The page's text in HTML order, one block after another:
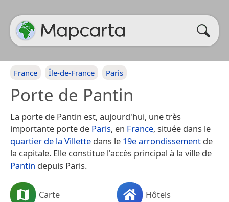
France Île-de-France Paris
Porte de Pantin
La porte de Pantin est, aujourd'hui, une très
importante porte de Paris, en France, située dans le
quartier de la Villette dans le 19e arrondissement de
la capitale. Elle constitue l'accès principal à la ville de
Pantin depuis Paris.
Carte Hôtels